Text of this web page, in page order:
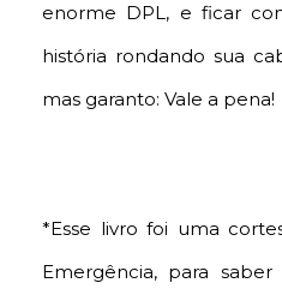
enorme DPL, e ficar
história rondando sua
mas garanto: Vale a pena!
*Esse livro foi uma
Emergência, para